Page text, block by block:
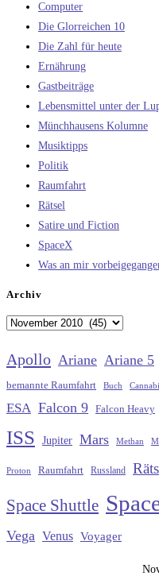
Computer
Die Glorreichen 10
Die Zahl für heute
Ernährung
Gastbeiträge
Lebensmittel unter der
Münchhausens Kolumne
Musiktipps
Politik
Raumfahrt
Rätsel
Satire und Fiction
SpaceX
Was an mir
Archiv
Archiv
Apollo Ariane Ariane 5
bemannte Raumfahrt Buch
ESA Falcon 9 Falcon Heavy
ISS Jupiter Mars Methan
Proton Raumfahrt Russland
Space Shuttle
Vega Venus Voyager